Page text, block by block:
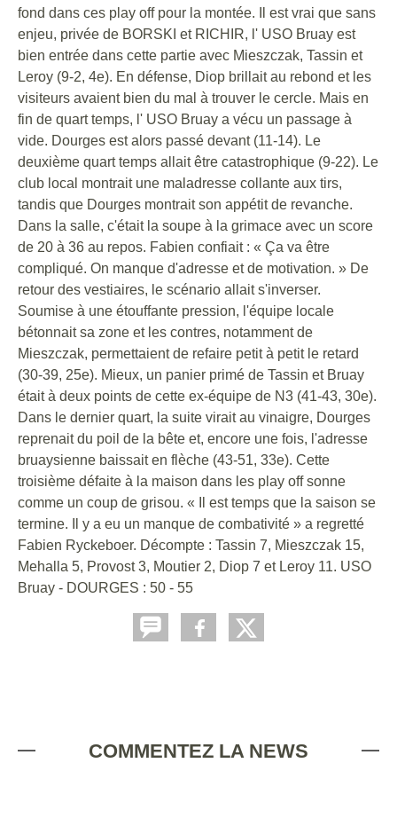
fond dans ces play off pour la montée. Il est vrai que sans
enjeu, privée de BORSKI et RICHIR, l' USO Bruay est
bien entrée dans cette partie avec Mieszczak, Tassin et
Leroy (9-2, 4e). En défense, Diop brillait au rebond et les
visiteurs avaient bien du mal à trouver le cercle. Mais en
fin de quart temps, l' USO Bruay a vécu un passage à
vide. Dourges est alors passé devant (11-14). Le
deuxième quart temps allait être catastrophique (9-22). Le
club local montrait une maladresse collante aux tirs,
tandis que Dourges montrait son appétit de revanche.
Dans la salle, c'était la soupe à la grimace avec un score
de 20 à 36 au repos. Fabien confiait : « Ça va être
compliqué. On manque d'adresse et de motivation. » De
retour des vestiaires, le scénario allait s'inverser.
Soumise à une étouffante pression, l'équipe locale
bétonnait sa zone et les contres, notamment de
Mieszczak, permettaient de refaire petit à petit le retard
(30-39, 25e). Mieux, un panier primé de Tassin et Bruay
était à deux points de cette ex-équipe de N3 (41-43, 30e).
Dans le dernier quart, la suite virait au vinaigre, Dourges
reprenait du poil de la bête et, encore une fois, l'adresse
bruaysienne baissait en flèche (43-51, 33e). Cette
troisième défaite à la maison dans les play off sonne
comme un coup de grisou. « Il est temps que la saison se
termine. Il y a eu un manque de combativité » a regretté
Fabien Ryckeboer. Décompte : Tassin 7, Mieszczak 15,
Mehalla 5, Provost 3, Moutier 2, Diop 7 et Leroy 11. USO
Bruay - DOURGES : 50 - 55
COMMENTEZ LA NEWS